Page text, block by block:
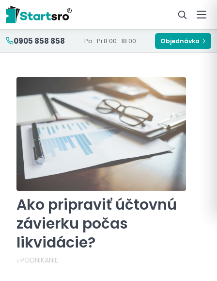
0905 858 858 Po–Pi 8:00–18:00 Objednávka
Ako pripraviť účtovnú
závierku počas
likvidácie?
v PODNIKANIE